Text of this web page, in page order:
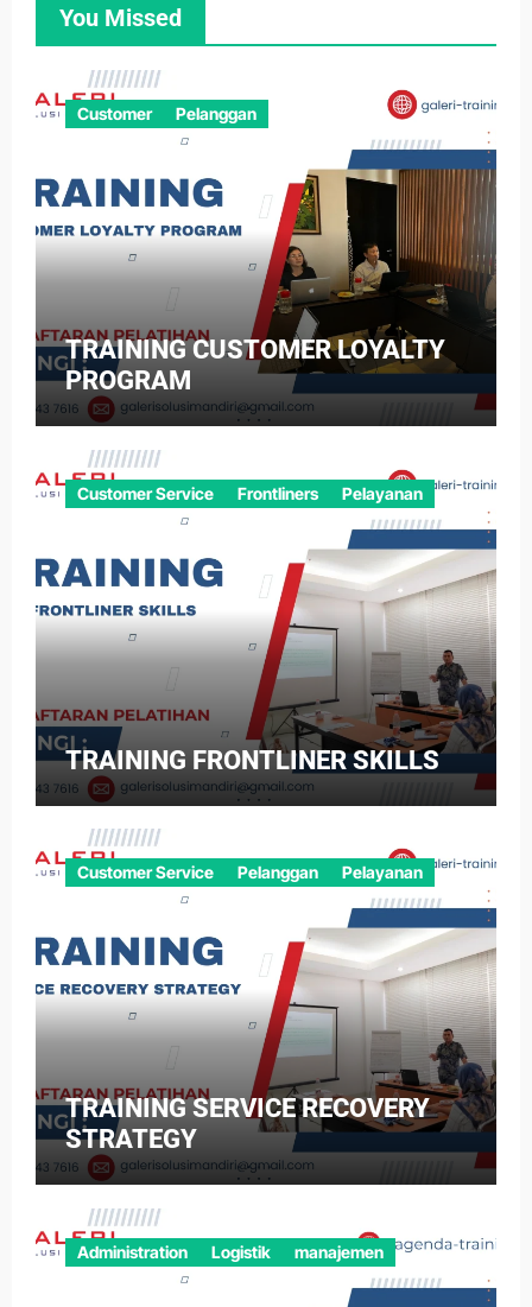
You Missed
Customer Pelanggan
TRAINING CUSTOMER LOYALTY
PROGRAM
Customer Service Frontliners Pelayanan
TRAINING FRONTLINER SKILLS
Customer Service Pelanggan Pelayanan
TRAINING SERVICE RECOVERY
STRATEGY
Administration Logistik manajemen